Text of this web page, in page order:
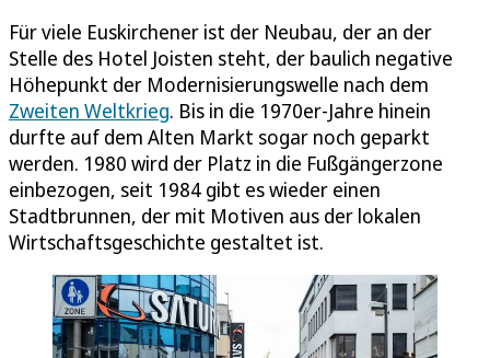
Für viele Euskirchener ist der Neubau, der an der
Stelle des Hotel Joisten steht, der baulich negative
Höhepunkt der Modernisierungswelle nach dem
Zweiten Weltkrieg. Bis in die 1970er-Jahre hinein
durfte auf dem Alten Markt sogar noch geparkt
werden. 1980 wird der Platz in die Fußgängerzone
einbezogen, seit 1984 gibt es wieder einen
Stadtbrunnen, der mit Motiven aus der lokalen
Wirtschaftsgeschichte gestaltet ist.